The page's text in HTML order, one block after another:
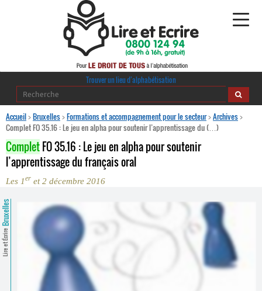
Alphabétisation
Publications
Ressources pédagogiques
Espace presse
Contacts
Trouver un lieu d’alphabétisation
Accueil>Bruxelles>Formations et accompagnement pour le secteur>Archives>
Complet FO 35.16 : Le jeu en alpha pour soutenir l’apprentissage du (…)
CompletFO 35.16 : Le jeu en alpha pour soutenir
l’apprentissage du français oral
Les 1er et 2 décembre 2016
Lire et Écrire
Bruxelles